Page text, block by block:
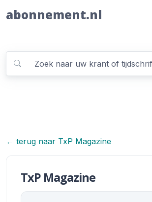
abonnement.nl
← terug naar TxP Magazine
TxP Magazine